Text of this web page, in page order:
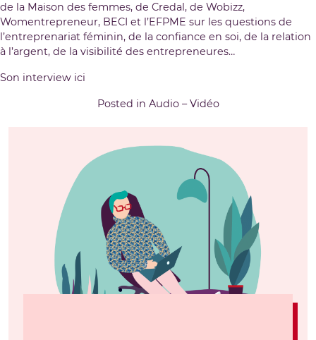
de la Maison des femmes, de Credal, de Wobizz,
Womentrepreneur, BECI et l’EFPME sur les questions de
l’entreprenariat féminin, de la confiance en soi, de la relation
à l’argent, de la visibilité des entrepreneures…
Son interview ici
Posted in Audio – Vidéo